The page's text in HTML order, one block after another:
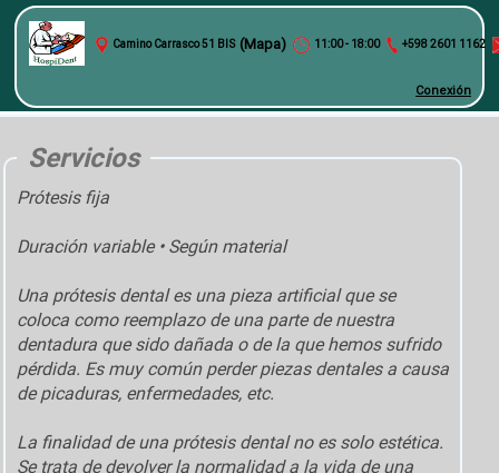
Camino Carrasco 51 BIS (Mapa) 11:00 - 18:00 +598 2601 1162
Conexión
Servicios
Prótesis fija
Duración variable • Según material
Una prótesis dental es una pieza artificial que se
coloca como reemplazo de una parte de nuestra
dentadura que sido dañada o de la que hemos sufrido
pérdida. Es muy común perder piezas dentales a causa
de picaduras, enfermedades, etc.
La finalidad de una prótesis dental no es solo estética.
Se trata de devolver la normalidad a la vida de una